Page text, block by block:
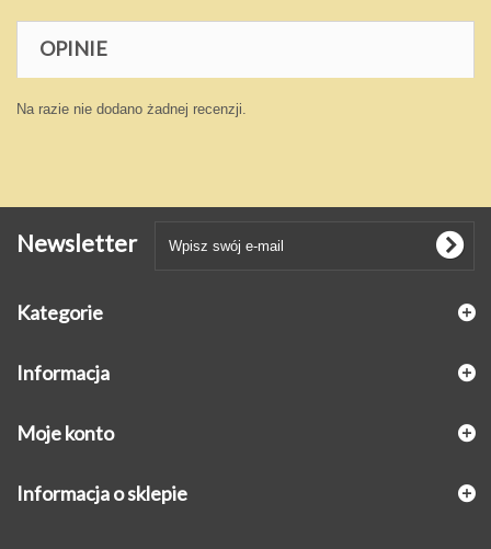
OPINIE
Na razie nie dodano żadnej recenzji.
Newsletter
Kategorie
Informacja
Moje konto
Informacja o sklepie